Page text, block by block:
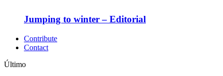
Jumping to winter – Editorial
Contribute
Contact
Último